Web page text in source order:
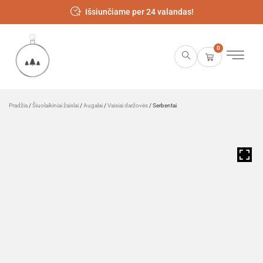
Išsiunčiame per 24 valandas!
0
Pradžia /Šiuolaikiniai žaislai /Augalai /Vaisiai daržovės / Serbentai